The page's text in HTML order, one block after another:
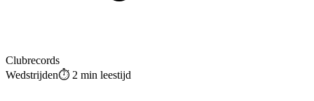
Clubrecords
Wedstrijden⏱️ 2 min leestijd